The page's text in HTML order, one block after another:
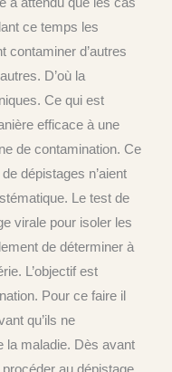
ce temps les
contaminer d’autres
D’où la
Ce qui est
efficace à une
de contamination. Ce
dépistages n’aient
Le test de
virale pour isoler les
de déterminer à
L’objectif est
Pour ce faire il
qu’ils ne
la maladie. Dès avant
au dépistage